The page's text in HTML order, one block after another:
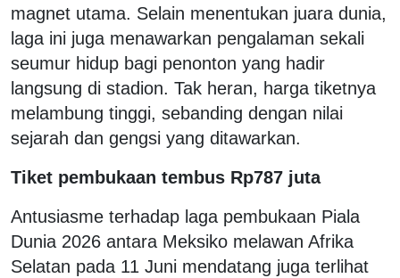
magnet utama. Selain menentukan juara dunia,
laga ini juga menawarkan pengalaman sekali
seumur hidup bagi penonton yang hadir
langsung di stadion. Tak heran, harga tiketnya
melambung tinggi, sebanding dengan nilai
sejarah dan gengsi yang ditawarkan.
Tiket pembukaan tembus Rp787 juta
Antusiasme terhadap laga pembukaan Piala
Dunia 2026 antara Meksiko melawan Afrika
Selatan pada 11 Juni mendatang juga terlihat